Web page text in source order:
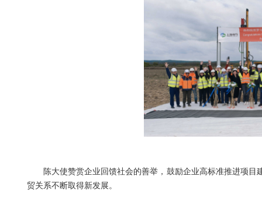
陈大使赞赏企业回馈社会的善举，鼓励企业高标准推进项目
贸关系不断取得新发展。